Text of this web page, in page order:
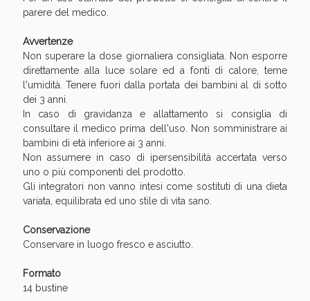
parere del medico.
Avvertenze
Non superare la dose giornaliera consigliata. Non esporre
direttamente alla luce solare ed a fonti di calore, teme
l'umidità. Tenere fuori dalla portata dei bambini al di sotto
dei 3 anni.
In caso di gravidanza e allattamento si consiglia di
consultare il medico prima dell'uso. Non somministrare ai
bambini di età inferiore ai 3 anni.
Non assumere in caso di ipersensibilità accertata verso
uno o più componenti del prodotto.
Gli integratori non vanno intesi come sostituti di una dieta
variata, equilibrata ed uno stile di vita sano.
Conservazione
Conservare in luogo fresco e asciutto.
Formato
14 bustine
Vie Urinarie e Prostata: Sconti fino al 45% oggi!